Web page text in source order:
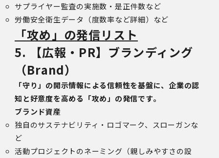
サプライヤー監査の実施数・是正件数など
労働安全衛生データ（度数率など詳細）など
「攻め」の発信リスト
5. 【広報・PR】ブランディング
（Brand）
「守り」の開示情報による信頼性を基盤に、企業の認
知と好意度を高める「攻め」の発信です。
ブランド資産
独自のサステナビリティ・ロゴマーク、スローガンな
ど
活動プロジェクトのネーミング（親しみやすさの設